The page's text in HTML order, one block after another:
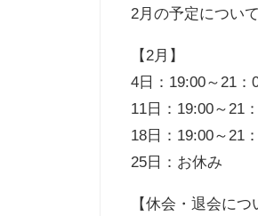
2月の予定につい
【2月】
4日：19:00～21：
11日：19:00～21
18日：19:00～21
25日：お休み
【休会・退会につ